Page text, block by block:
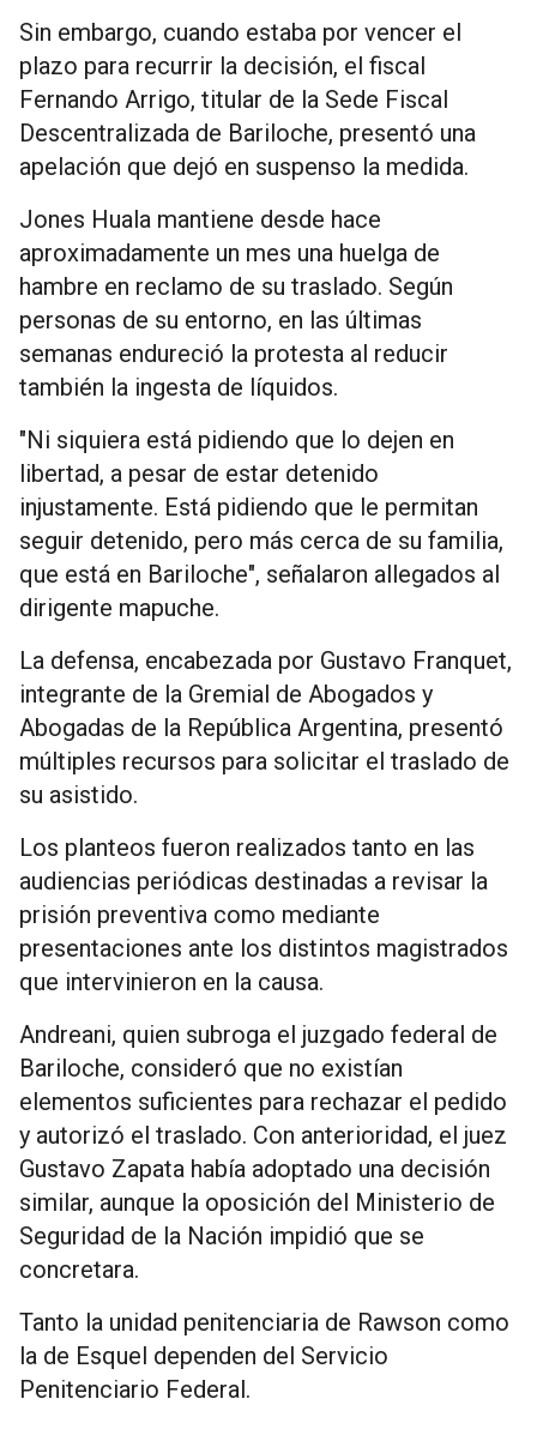
Sin embargo, cuando estaba por vencer el
plazo para recurrir la decisión, el fiscal
Fernando Arrigo, titular de la Sede Fiscal
Descentralizada de Bariloche, presentó una
apelación que dejó en suspenso la medida.
Jones Huala mantiene desde hace
aproximadamente un mes una huelga de
hambre en reclamo de su traslado. Según
personas de su entorno, en las últimas
semanas endureció la protesta al reducir
también la ingesta de líquidos.
"Ni siquiera está pidiendo que lo dejen en
libertad, a pesar de estar detenido
injustamente. Está pidiendo que le permitan
seguir detenido, pero más cerca de su familia,
que está en Bariloche", señalaron allegados al
dirigente mapuche.
La defensa, encabezada por Gustavo Franquet,
integrante de la Gremial de Abogados y
Abogadas de la República Argentina, presentó
múltiples recursos para solicitar el traslado de
su asistido.
Los planteos fueron realizados tanto en las
audiencias periódicas destinadas a revisar la
prisión preventiva como mediante
presentaciones ante los distintos magistrados
que intervinieron en la causa.
Andreani, quien subroga el juzgado federal de
Bariloche, consideró que no existían
elementos suficientes para rechazar el pedido
y autorizó el traslado. Con anterioridad, el juez
Gustavo Zapata había adoptado una decisión
similar, aunque la oposición del Ministerio de
Seguridad de la Nación impidió que se
concretara.
Tanto la unidad penitenciaria de Rawson como
la de Esquel dependen del Servicio
Penitenciario Federal.